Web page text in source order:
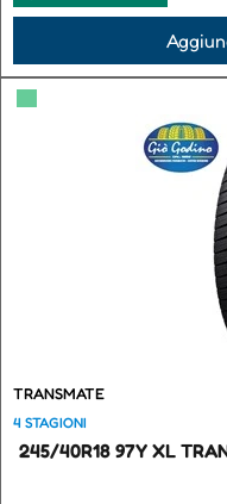
▀
TRANSMATE
4 STAGIONI
245/40R18 97Y XL